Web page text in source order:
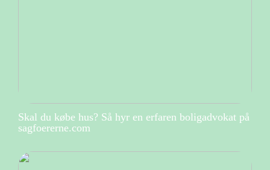
Skal du købe hus? Så hyr en erfaren boligadvokat på
sagfoererne.com